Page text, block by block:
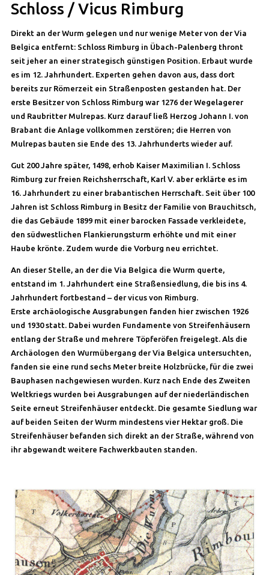
Schloss / Vicus Rimburg
Direkt an der Wurm gelegen und nur wenige Meter von der Via
Belgica entfernt: Schloss Rimburg in Übach-Palenberg thront
seit jeher an einer strategisch günstigen Position. Erbaut wurde
es im 12. Jahrhundert. Experten gehen davon aus, dass dort
bereits zur Römerzeit ein Straßenposten gestanden hat. Der
erste Besitzer von Schloss Rimburg war 1276 der Wegelagerer
und Raubritter Mulrepas. Kurz darauf ließ Herzog Johann I. von
Brabant die Anlage vollkommen zerstören; die Herren von
Mulrepas bauten sie Ende des 13. Jahrhunderts wieder auf.
Gut 200 Jahre später, 1498, erhob Kaiser Maximilian I. Schloss
Rimburg zur freien Reichsherrschaft, Karl V. aber erklärte es im
16. Jahrhundert zu einer brabantischen Herrschaft. Seit über 100
Jahren ist Schloss Rimburg in Besitz der Familie von Brauchitsch,
die das Gebäude 1899 mit einer barocken Fassade verkleidete,
den südwestlichen Flankierungsturm erhöhte und mit einer
Haube krönte. Zudem wurde die Vorburg neu errichtet.
An dieser Stelle, an der die Via Belgica die Wurm querte,
entstand im 1. Jahrhundert eine Straßensiedlung, die bis ins 4.
Jahrhundert fortbestand – der vicus von Rimburg.
Erste archäologische Ausgrabungen fanden hier zwischen 1926
und 1930 statt. Dabei wurden Fundamente von Streifenhäusern
entlang der Straße und mehrere Töpferöfen freigelegt. Als die
Archäologen den Wurmübergang der Via Belgica untersuchten,
fanden sie eine rund sechs Meter breite Holzbrücke, für die zwei
Bauphasen nachgewiesen wurden. Kurz nach Ende des Zweiten
Weltkriegs wurden bei Ausgrabungen auf der niederländischen
Seite erneut Streifenhäuser entdeckt. Die gesamte Siedlung war
auf beiden Seiten der Wurm mindestens vier Hektar groß. Die
Streifenhäuser befanden sich direkt an der Straße, während von
ihr abgewandt weitere Fachwerkbauten standen.